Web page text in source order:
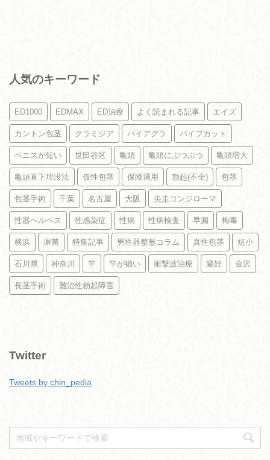
人気のキーワード
ED1000 EDMAX ED治療 よく読まれる記事 エイズ
カントン包茎 クラミジア バイアグラ パイプカット
ペニスが短い 世田谷区 亀頭 亀頭にぶつぶつ 亀頭増大
亀頭直下埋没法 仮性包茎 保険適用 勃起(不全) 包茎
包茎手術 千葉 名古屋 大阪 尖圭コンジローマ
性器ヘルペス 性感染症 性病 性病検査 早漏 梅毒
横浜 淋菌 特集記事 男性器整形コラム 真性包茎 短小
石川県 神奈川 竿 竿が細い 衝撃波治療 避妊 金沢
長茎手術 難治性勃起障害
Twitter
Tweets by chin_pedia